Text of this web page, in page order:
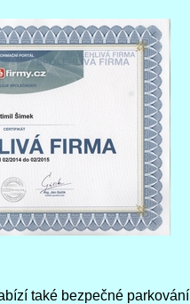
také bezpečné parkování